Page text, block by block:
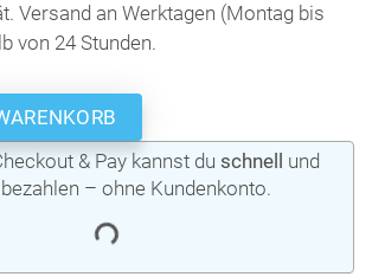
Versand an Werktagen (Montag bis
von 24 Stunden.
& Pay kannst du schnell
und
– ohne Kundenkonto.